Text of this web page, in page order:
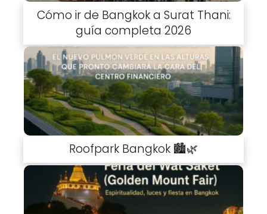
Cómo ir de Bangkok a Surat Thani:
guía completa 2026
Roofpark Bangkok 🏙️🌿